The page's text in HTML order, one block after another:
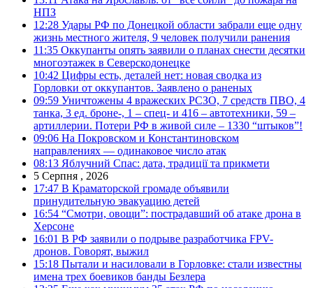
НПЗ
12:28 Удары РФ по Донецкой области забрали еще одну
жизнь местного жителя, 9 человек получили ранения
11:35 Оккупанты опять заявили о планах снести десятки
многоэтажек в Северскодонецке
10:42 Цифры есть, деталей нет: новая сводка из
Горловки от оккупантов. Заявлено о раненых
09:59 Уничтожены 4 вражеских РСЗО, 7 средств ПВО, 4
танка, 3 ед. броне-, 1 – спец- и 416 – автотехники, 59 –
артиллерии. Потери РФ в живой силе – 1330 “штыков”!
09:06 На Покровском и Константиновском
направлениях — одинаковое число атак
08:13 Яблучний Спас: дата, традиції та прикмети
5 Серпня , 2026
17:47 В Краматорской громаде объявили
принудительную эвакуацию детей
16:54 “Смотри, овощи”: пострадавший об атаке дрона в
Херсоне
16:01 В РФ заявили о подрыве разработчика FPV-
дронов. Говорят, выжил
15:18 Пытали и насиловали в Горловке: стали известны
имена трех боевиков банды Безлера